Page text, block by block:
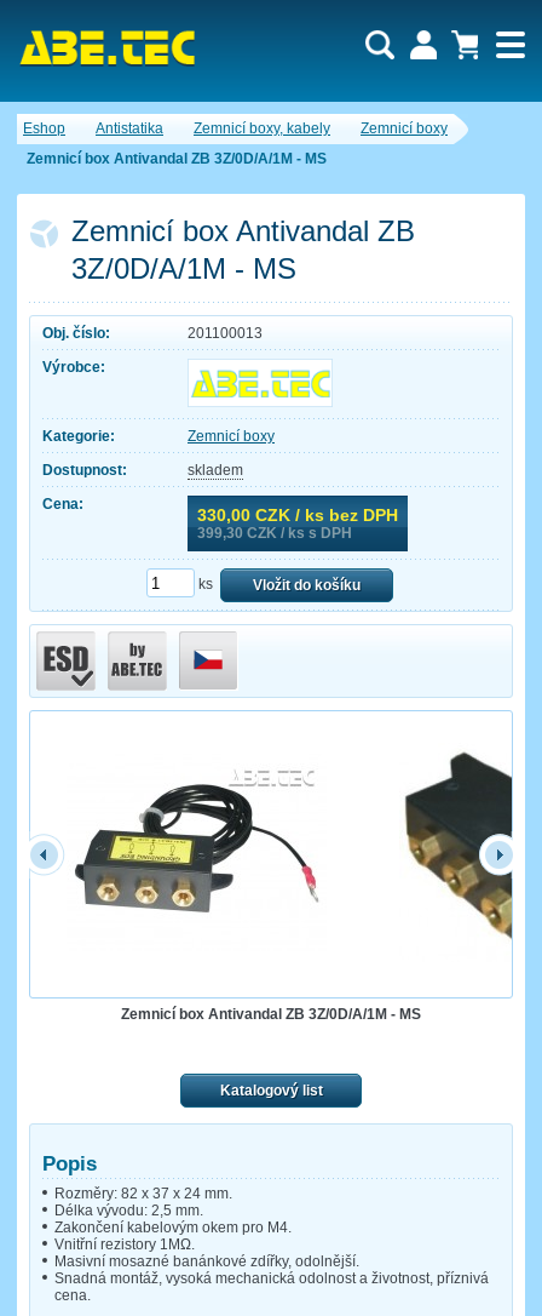
Eshop Antistatika Zemnicí boxy, kabely
Zemnicí boxy
Zemnicí box Antivandal ZB 3Z/0D/A/1M - MS
Zemnicí box Antivandal ZB
3Z/0D/A/1M - MS
Obj. číslo:
201100013
Výrobce:
Kategorie:
Zemnicí boxy
Dostupnost:
skladem
Cena:
330,00 CZK / ks bez DPH
399,30 CZK / ks s DPH
ks Vložit do košíku
Zemnicí box Antivandal ZB 3Z/0D/A/1M - MS
Katalogový list
Popis
Rozměry: 82 x 37 x 24 mm.
Délka vývodu: 2,5 mm.
Zakončení kabelovým okem pro M4.
Vnitřní rezistory 1MΩ.
Masivní mosazné banánkové zdířky, odolnější.
Snadná montáž, vysoká mechanická odolnost a životnost, příznivá
cena.
Nákupní košík je momentálně prázdný.
Počet produktů:0
Cena celkem:0,00 CZK
Uživatel:
Heslo:
Zapomenuté heslo Nová registrace